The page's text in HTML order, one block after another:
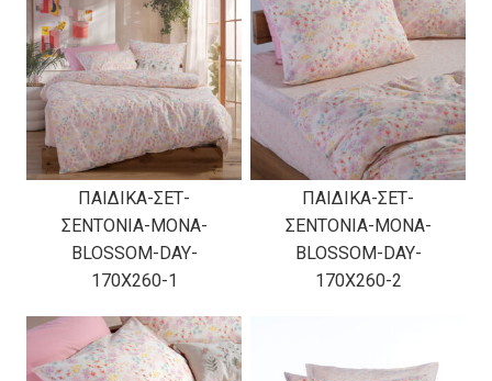
ΠΑΙΔΙΚΑ-ΣΕΤ-
ΣΕΝΤΟΝΙΑ-ΜΟΝΑ-
BLOSSOM-DAY-
170X260-1
ΠΑΙΔΙΚΑ-ΣΕΤ-
ΣΕΝΤΟΝΙΑ-ΜΟΝΑ-
BLOSSOM-DAY-
170X260-2